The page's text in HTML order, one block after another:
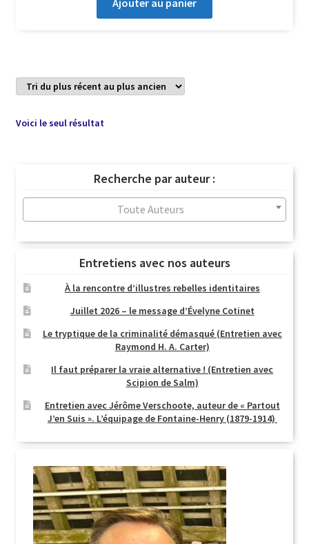
Ajouter au panier
Voici le seul résultat
Recherche par auteur :
Toute Auteurs
Entretiens avec nos auteurs
À la rencontre d’illustres rebelles identitaires
Juillet 2026 – le message d’Évelyne Cotinet
Le tryptique de la criminalité démasqué (Entretien avec
Raymond H. A. Carter)
Il faut préparer la vraie alternative ! (Entretien avec
Scipion de Salm)
Entretien avec Jérôme Verschoote, auteur de « Partout
J’en Suis ». L’équipage de Fontaine-Henry (1879-1914)